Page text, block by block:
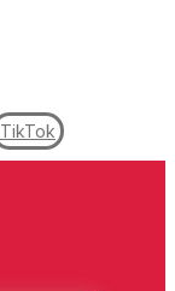
TikTok